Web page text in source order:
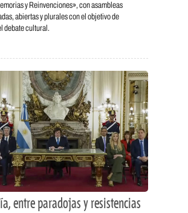
y Reinvenciones», con asambleas
abiertas y plurales con el objetivo de
debate cultural.
entre paradojas y resistencias